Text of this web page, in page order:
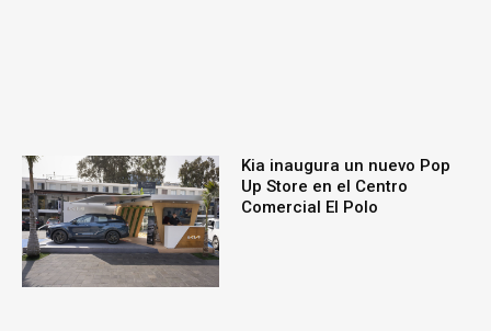
Kia inaugura un nuevo Pop
Up Store en el Centro
Comercial El Polo